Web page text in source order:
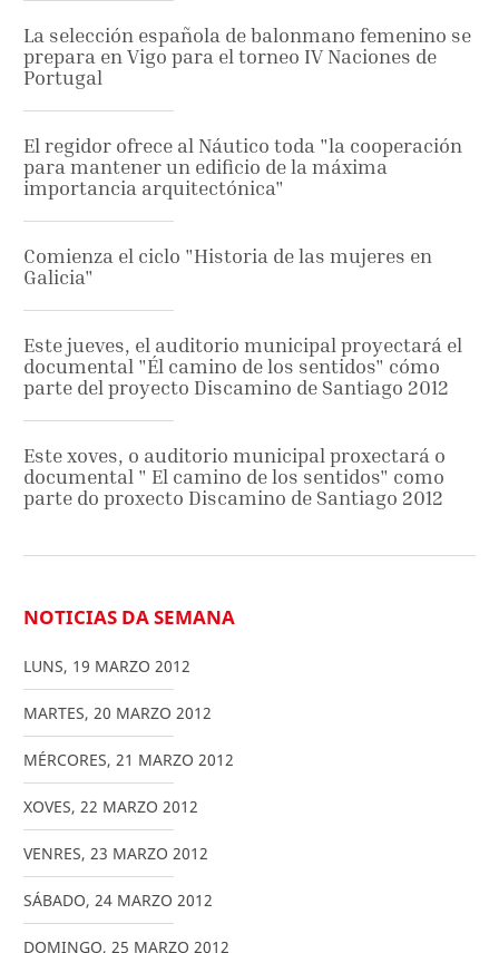
La selección española de balonmano femenino se
prepara en Vigo para el torneo IV Naciones de
Portugal
El regidor ofrece al Náutico toda "la cooperación
para mantener un edificio de la máxima
importancia arquitectónica"
Comienza el ciclo "Historia de las mujeres en
Galicia"
Este jueves, el auditorio municipal proyectará el
documental "Él camino de los sentidos" cómo
parte del proyecto Discamino de Santiago 2012
Este xoves, o auditorio municipal proxectará o
documental " El camino de los sentidos" como
parte do proxecto Discamino de Santiago 2012
NOTICIAS DA SEMANA
LUNS, 19 MARZO 2012
MARTES, 20 MARZO 2012
MÉRCORES, 21 MARZO 2012
XOVES, 22 MARZO 2012
VENRES, 23 MARZO 2012
SÁBADO, 24 MARZO 2012
DOMINGO, 25 MARZO 2012